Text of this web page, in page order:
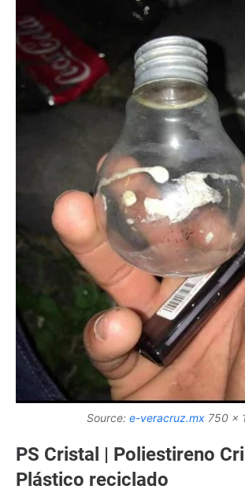
Source: e-veracruz.mx 750 x
PS Cristal | Poliestireno
Plástico reciclado